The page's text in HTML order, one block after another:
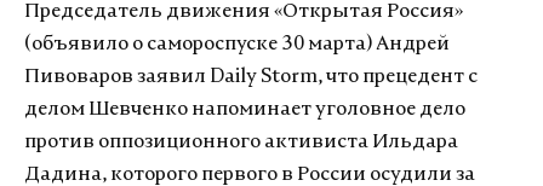
Председатель движения «Открытая Россия»
(объявило о самороспуске 30 марта) Андрей
Пивоваров заявил Daily Storm, что прецедент с
делом Шевченко напоминает уголовное дело
против оппозиционного активиста Ильдара
Дадина, которого первого в России осудили за